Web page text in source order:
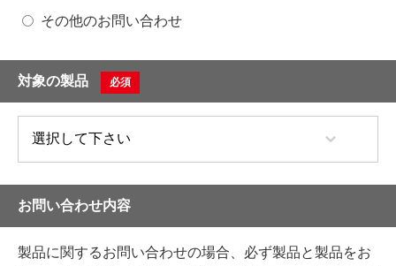
その他のお問い合わせ
対象の製品 必須
お問い合わせ内容
製品に関するお問い合わせの場合、必ず製品と製品をお